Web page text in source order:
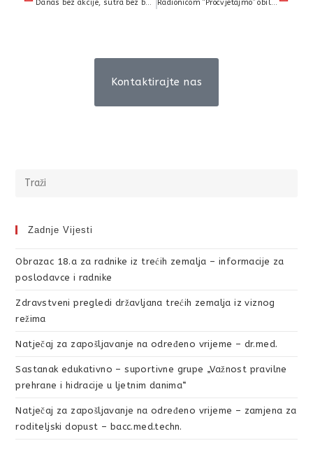
Kontaktirajte nas
Zadnje Vijesti
Obrazac 18.a za radnike iz trećih zemalja – informacije za
poslodavce i radnike
Zdravstveni pregledi državljana trećih zemalja iz viznog
režima
Natječaj za zapošljavanje na određeno vrijeme – dr.med.
Sastanak edukativno – suportivne grupe „Važnost pravilne
prehrane i hidracije u ljetnim danima“
Natječaj za zapošljavanje na određeno vrijeme – zamjena za
roditeljski dopust – bacc.med.techn.